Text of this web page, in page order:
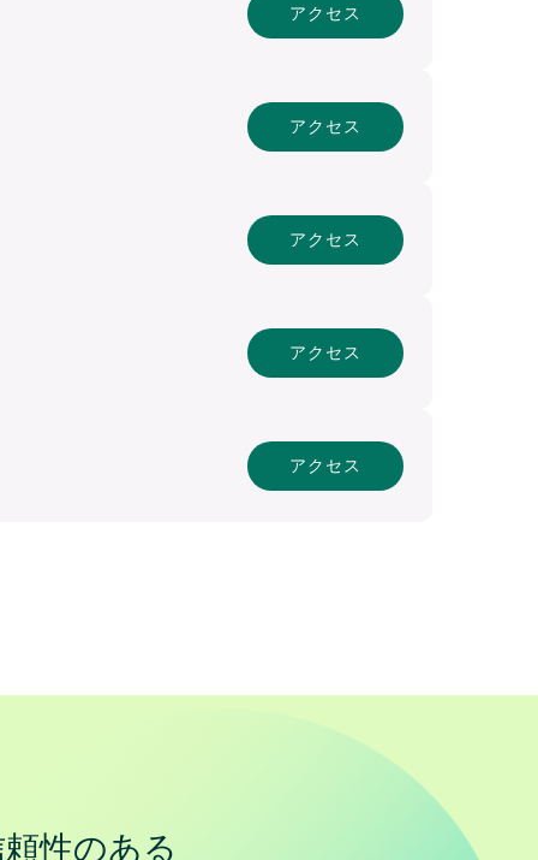
アクセス
アクセス
アクセス
アクセス
アクセス
性のある